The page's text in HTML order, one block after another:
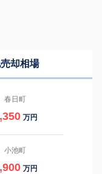
却相場
春日町
万円
小池町
万円